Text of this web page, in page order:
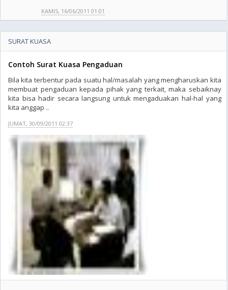
KAMIS, 16/06/2011 01:01
SURAT KUASA
Contoh Surat Kuasa Pengaduan
Bila kita terbentur pada suatu hal/masalah yang mengharuskan kita
membuat pengaduan kepada pihak yang terkait, maka sebaiknay
kita bisa hadir secara langsung untuk mengaduakan hal-hal yang
kita anggap ..
JUMAT, 30/09/2011 02:37